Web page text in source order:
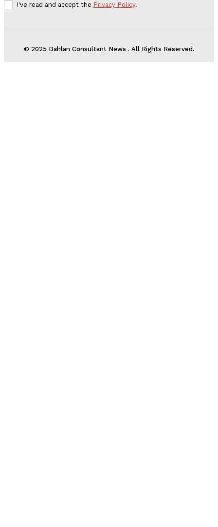
I've read and accept the Privacy Policy.
© 2025 Dahlan Consultant News . All Rights Reserved.